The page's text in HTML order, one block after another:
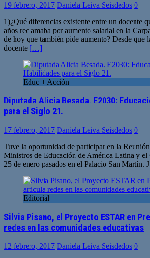
19 febrero, 2017 Daniela Leiva Seisdedos 0
1)¿Qué diferencias existente entre un docente
años reclamaba por aumento salarial en la
de hoy que también pide aumento? Desde que
docente […]
Educ + Acción
Diputada Alicia Besada. E2030:
para el Siglo 21.
17 febrero, 2017 Daniela Leiva Seisdedos 0
Tuve la oportunidad de participar en la
Ministros de Educación de América Latina y el
25 de enero pasados en el Palacio San Martín.
Editorial
Silvia Pisano, el Proyecto ESTAR en
redes en las comunidades educativas
12 febrero, 2017 Daniela Leiva Seisdedos 0